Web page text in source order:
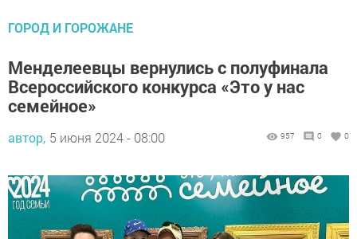
ГОРОД И ГОРОЖАНЕ
Менделеевцы вернулись с полуфинала
Всероссийского конкурса «Это у нас
семейное»
автор, 5 июня 2024 - 08:00 957 0 0